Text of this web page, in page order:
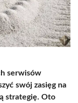
serwisów
swój zasięg na
strategię. Oto